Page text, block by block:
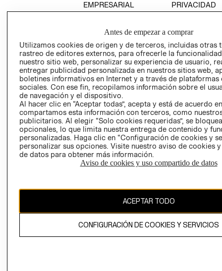
EMPRESARIAL
PRIVACIDAD
AVISO DE
COOKIES
LIBRO DE
Ecuador ($)
CAMBIAR REGIÓN
El contenido de esta página web está protegido por copyright y es
propiedad de H&M Hennes & Mauritz AB.
Antes de empezar a comprar
Utilizamos cookies de origen y de terceros, incluidas otras
rastreo de editores externos, para ofrecerle la
nuestro sitio web, personalizar su experiencia de usuario,
entregar publicidad personalizada en nuestros sitios web,
boletines informativos en Internet y a través de plataformas
sociales. Con ese fin, recopilamos información sobre el
de navegación y el dispositivo.
Al hacer clic en “Aceptar todas”, acepta y está de acuerdo
compartamos esta información con terceros, como
publicitarios. Al elegir “Solo cookies requeridas”, se
opcionales, lo que limita nuestra entrega de contenido y
personalizadas. Haga clic en “Configuración de cookies y
personalizar sus opciones. Visite nuestro aviso de cookies
de datos para obtener más información.
Aviso de cookies y uso compartido de datos
ACEPTAR TODO
CONFIGURACIÓN DE COOKIES Y SERVICIOS